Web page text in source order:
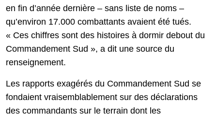
en fin d’année dernière – sans liste de noms –
qu’environ 17.000 combattants avaient été tués.
« Ces chiffres sont des histoires à dormir debout du
Commandement Sud », a dit une source du
renseignement.
Les rapports exagérés du Commandement Sud se
fondaient vraisemblablement sur des déclarations
des commandants sur le terrain dont les